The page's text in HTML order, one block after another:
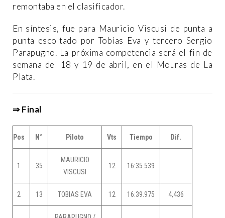
remontaba en el clasificador.
En síntesis, fue para Mauricio Viscusi de punta a
punta escoltado por Tobías Eva y tercero Sergio
Parapugno. La próxima competencia será el fin de
semana del 18 y 19 de abril, en el Mouras de La
Plata.
⇒ Final
Pos N° Piloto Vts Tiempo Dif.
1 35
MAURICIO
VISCUSI
12 16:35.539
2 13 TOBIAS EVA 12 16:39.975 4,436